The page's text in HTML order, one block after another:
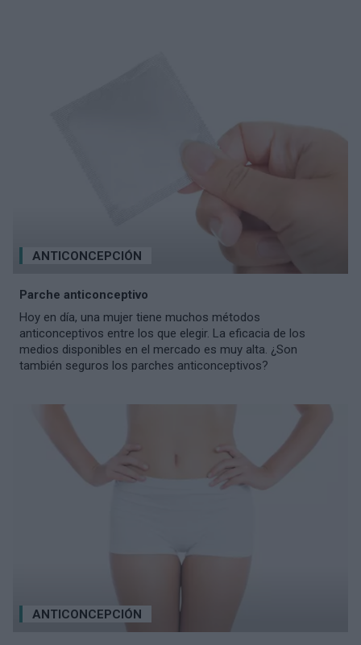
ANTICONCEPCIÓN
Parche anticonceptivo
Hoy en día, una mujer tiene muchos métodos
anticonceptivos entre los que elegir. La eficacia de los
medios disponibles en el mercado es muy alta. ¿Son
también seguros los parches anticonceptivos?
ANTICONCEPCIÓN